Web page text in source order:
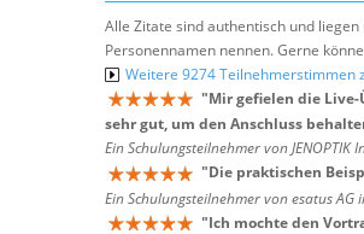
Alle Zitate sind authentisch und
Personennamen nennen. Gerne
Weitere 9274 Teilnehmerstimmen
"Mir gefielen die
sehr gut, um den Anschluss
Ein Schulungsteilnehmer von
"Die praktischen
Ein Schulungsteilnehmer von esatus
"Ich mochte den